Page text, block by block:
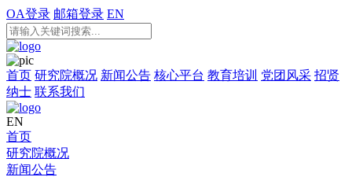
OA登录 邮箱登录 EN
首页 研究院概况 新闻公告 核心平台 教育培训 党团风采 招贤
纳士 联系我们
EN
首页
研究院概况
新闻公告